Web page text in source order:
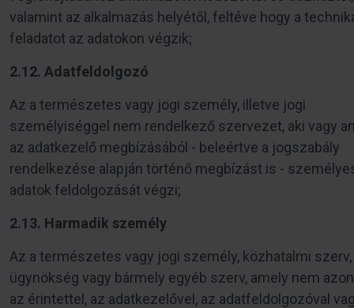
valamint az alkalmazás helyétől, feltéve hogy a
feladatot az adatokon végzik;
2.12. Adatfeldolgozó
Az a természetes vagy jogi személy, illetve jogi
személyiséggel nem rendelkező szervezet, aki vagy
az adatkezelő megbízásából - beleértve a jogszabály
rendelkezése alapján történő megbízást is -
adatok feldolgozását végzi;
2.13. Harmadik személy
Az a természetes vagy jogi személy, közhatalmi szerv,
ügynökség vagy bármely egyéb szerv, amely nem
az érintettel, az adatkezelővel, az adatfeldolgozóval